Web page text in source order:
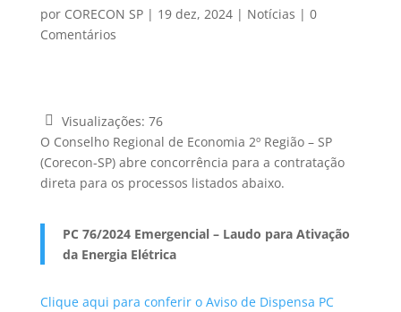
por CORECON SP| 19 dez, 2024| Notícias | 0
Comentários
Visualizações: 76
O Conselho Regional de Economia 2º Região – SP
(Corecon-SP) abre concorrência para a contratação
direta para os processos listados abaixo.
PC 76/2024 Emergencial – Laudo para Ativação
da Energia Elétrica
Clique aqui para conferir o Aviso de Dispensa PC